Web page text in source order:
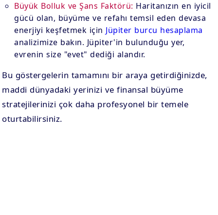
Büyük Bolluk ve Şans Faktörü: Haritanızın en iyicil
gücü olan, büyüme ve refahı temsil eden devasa
enerjiyi keşfetmek için Jüpiter burcu hesaplama
analizimize bakın. Jüpiter'in bulunduğu yer,
evrenin size "evet" dediği alandır.
Bu göstergelerin tamamını bir araya getirdiğinizde,
maddi dünyadaki yerinizi ve finansal büyüme
stratejilerinizi çok daha profesyonel bir temele
oturtabilirsiniz.